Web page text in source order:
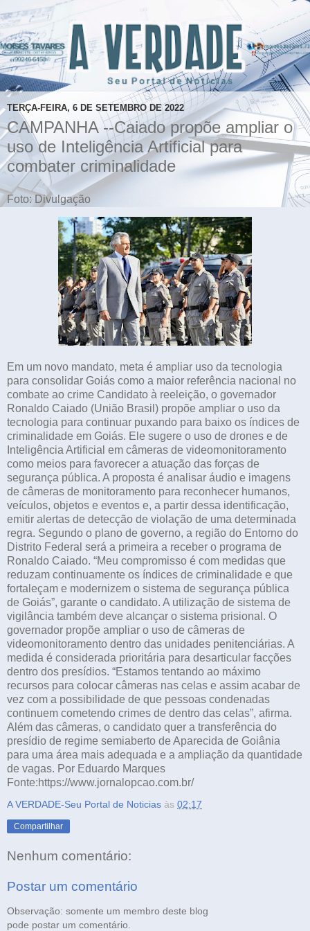
TERÇA-FEIRA, 6 DE SETEMBRO DE 2022
CAMPANHA --Caiado propõe ampliar o
uso de Inteligência Artificial para
combater criminalidade
Foto: Divulgação
Em um novo mandato, meta é ampliar uso da tecnologia
para consolidar Goiás como a maior referência nacional no
combate ao crime Candidato à reeleição, o governador
Ronaldo Caiado (União Brasil) propõe ampliar o uso da
tecnologia para continuar puxando para baixo os índices de
criminalidade em Goiás. Ele sugere o uso de drones e de
Inteligência Artificial em câmeras de videomonitoramento
como meios para favorecer a atuação das forças de
segurança pública. A proposta é analisar áudio e imagens
de câmeras de monitoramento para reconhecer humanos,
veículos, objetos e eventos e, a partir dessa identificação,
emitir alertas de detecção de violação de uma determinada
regra. Segundo o plano de governo, a região do Entorno do
Distrito Federal será a primeira a receber o programa de
Ronaldo Caiado. “Meu compromisso é com medidas que
reduzam continuamente os índices de criminalidade e que
fortaleçam e modernizem o sistema de segurança pública
de Goiás”, garante o candidato. A utilização de sistema de
vigilância também deve alcançar o sistema prisional. O
governador propõe ampliar o uso de câmeras de
videomonitoramento dentro das unidades penitenciárias. A
medida é considerada prioritária para desarticular facções
dentro dos presídios. “Estamos tentando ao máximo
recursos para colocar câmeras nas celas e assim acabar de
vez com a possibilidade de que pessoas condenadas
continuem cometendo crimes de dentro das celas”, afirma.
Além das câmeras, o candidato quer a transferência do
presídio de regime semiaberto de Aparecida de Goiânia
para uma área mais adequada e a ampliação da quantidade
de vagas. Por Eduardo Marques
Fonte:https://www.jornalopcao.com.br/
A VERDADE-Seu Portal de Noticias às 02:17
Compartilhar
Nenhum comentário:
Postar um comentário
Observação: somente um membro deste blog
pode postar um comentário.